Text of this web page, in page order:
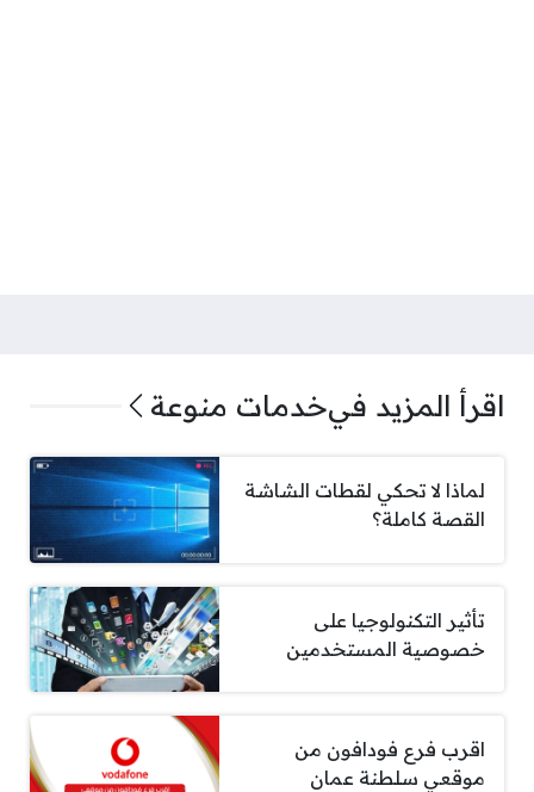
اقرأ المزيد فيخدمات منوعة
لماذا لا تحكي لقطات الشاشة
القصة كاملة؟
تأثير التكنولوجيا على
خصوصية المستخدمين
اقرب فرع فودافون من
موقعي سلطنة عمان